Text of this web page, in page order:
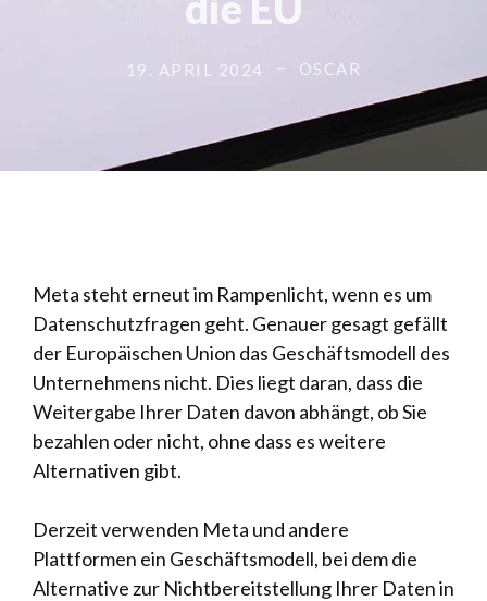
19. APRIL 2024 OSCAR
Meta steht erneut im Rampenlicht, wenn es um
Datenschutzfragen geht. Genauer gesagt gefällt
der Europäischen Union das Geschäftsmodell des
Unternehmens nicht. Dies liegt daran, dass die
Weitergabe Ihrer Daten davon abhängt, ob Sie
bezahlen oder nicht, ohne dass es weitere
Alternativen gibt.
Derzeit verwenden Meta und andere
Plattformen ein Geschäftsmodell, bei dem die
Alternative zur Nichtbereitstellung Ihrer Daten in